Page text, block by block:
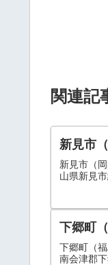
関連記
新見市
新見市（
山県新見
下郷町
下郷町（
南会津郡